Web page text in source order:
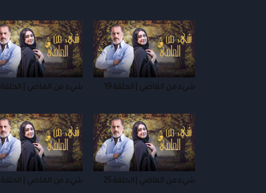
شيء من الماضي | الحلقة 19 شيء من الماضي | الحلقة 20
شيء من الماضي | الحلقة 25 شيء من الماضي | الحلقة 26